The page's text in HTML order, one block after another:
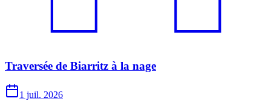
Traversée de Biarritz à la nage
1 juil. 2026